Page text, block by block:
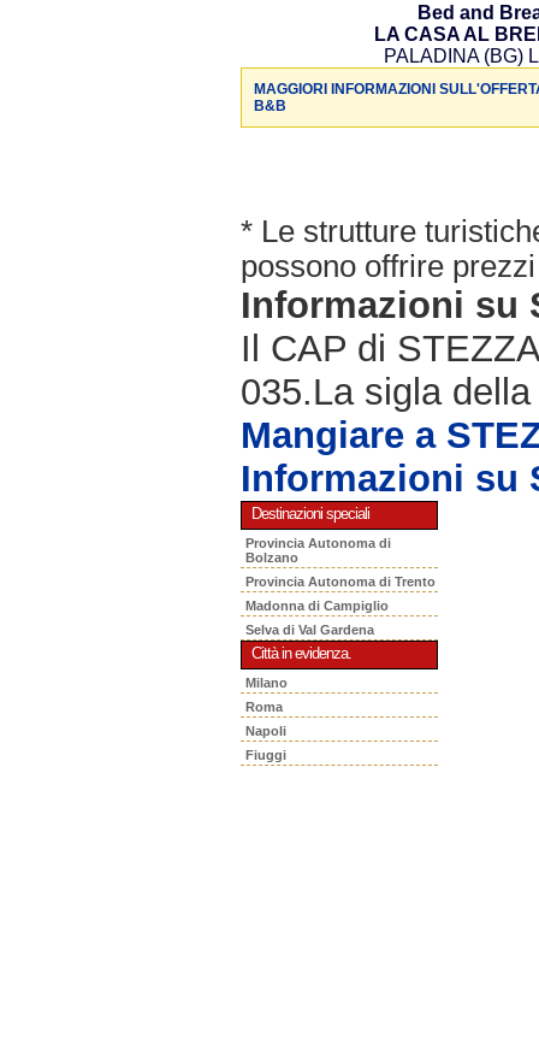
Bed and
LA CASA AL
PALADINA (BG)
MAGGIORI INFORMAZIONI
B&B
* Le strutture
possono offrire
Informazioni su
Il CAP di
035.La sigla
Mangiare a
Informazioni su
Destinazioni speciali
Provincia Autonoma di
Bolzano
Provincia Autonoma di Trento
Madonna di Campiglio
Selva di Val Gardena
Città in evidenza.
Milano
Roma
Napoli
Fiuggi